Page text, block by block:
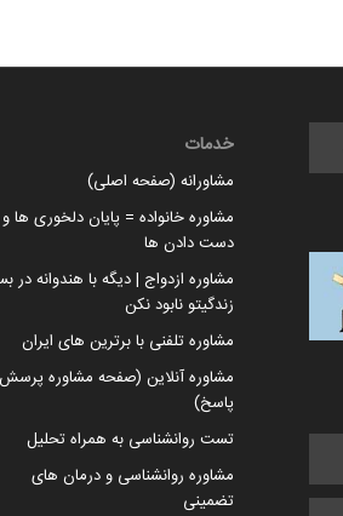
خدمات
مشاورانه (صفحه اصلی)
مشاوره خانواده = پایان دلخوری ها و
دست دادن ها
مشاوره ازدواج | دیگه با هندوانه در
زندگیتو نابود نکن
مشاوره تلفنی با برترین های ایران
مشاوره آنلاین (صفحه مشاوره
پاسخ)
تست روانشناسی به همراه تحلیل
مشاوره روانشناسی و درمان های
تضمینی